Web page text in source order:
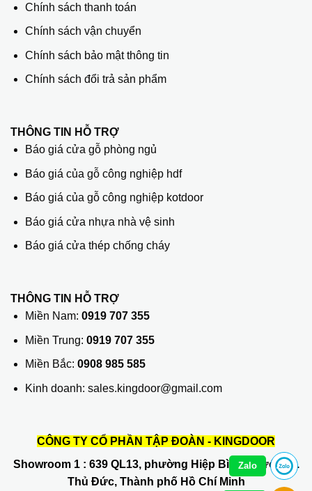
Chính sách thanh toán
Chính sách vận chuyển
Chính sách bảo mật thông tin
Chính sách đổi trả sản phẩm
THÔNG TIN HỖ TRỢ
Báo giá cửa gỗ phòng ngủ
Báo giá của gỗ công nghiệp hdf
Báo giá của gỗ công nghiệp kotdoor
Báo giá cửa nhựa nhà vệ sinh
Báo giá cửa thép chống cháy
THÔNG TIN HỖ TRỢ
Miền Nam: 0919 707 355
Miền Trung: 0919 707 355
Miền Bắc: 0908 985 585
Kinh doanh: sales.kingdoor@gmail.com
CÔNG TY CỔ PHẦN TẬP ĐOÀN - KINGDOOR
Showroom 1: 639 QL13, phường Hiệp Bình Phước, Q.
Thủ Đức, Thành phố Hồ Chí Minh
Zalo